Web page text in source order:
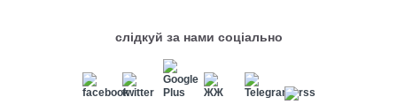
слідкуй за нами соціально